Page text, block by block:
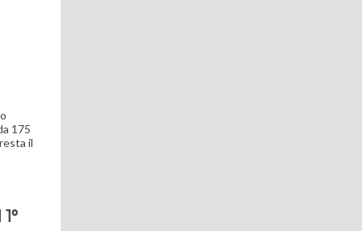
175
il